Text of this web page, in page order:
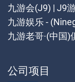
九游会(J9) | J9
九游娱乐 -
九游老哥·(中国
公司项目